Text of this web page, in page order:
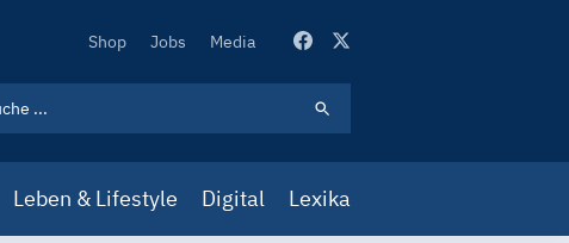
Secondary
Shop Jobs Media
Leben & Lifestyle Digital Lexika